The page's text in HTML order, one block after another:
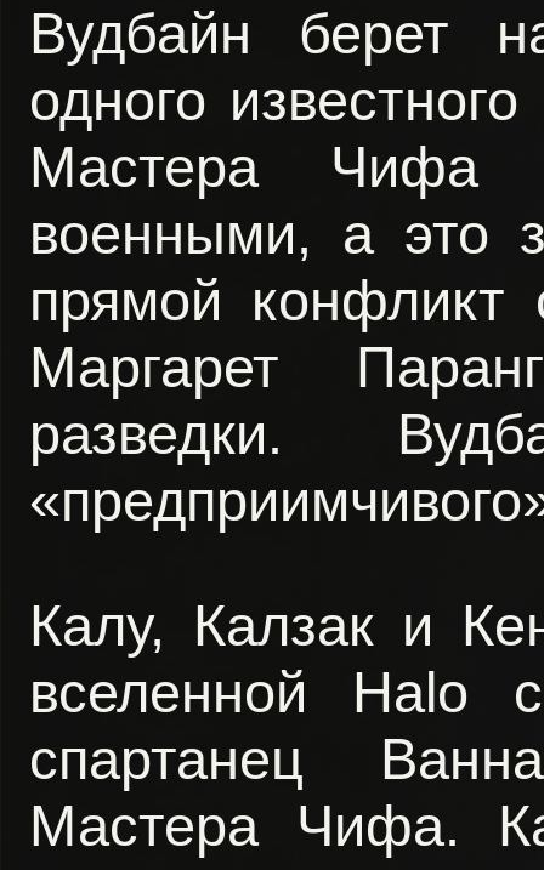
Вудбайн берет
одного
Мастера Чифа
военными, а это
прямой
Маргарет
разведки.
Калу, Калзак и
вселенной Halo
спартанец
Мастера Чифа.